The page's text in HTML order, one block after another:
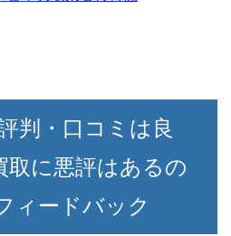
判・口コミは良
取に悪評はあるの
ィードバック